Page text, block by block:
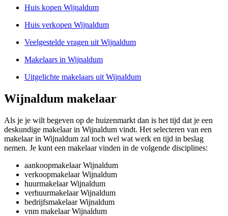
Huis kopen Wijnaldum
Huis verkopen Wijnaldum
Veelgestelde vragen uit Wijnaldum
Makelaars in Wijnaldum
Uitgelichte makelaars uit Wijnaldum
Wijnaldum makelaar
Als je je wilt begeven op de huizenmarkt dan is het tijd dat je een
deskundige makelaar in Wijnaldum vindt. Het selecteren van een
makelaar in Wijnaldum zal toch wel wat werk en tijd in beslag
nemen. Je kunt een makelaar vinden in de volgende disciplines:
aankoopmakelaar Wijnaldum
verkoopmakelaar Wijnaldum
huurmakelaar Wijnaldum
verhuurmakelaar Wijnaldum
bedrijfsmakelaar Wijnaldum
vnm makelaar Wijnaldum